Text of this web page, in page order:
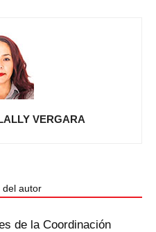
VERGARA
del autor
de la Coordinación